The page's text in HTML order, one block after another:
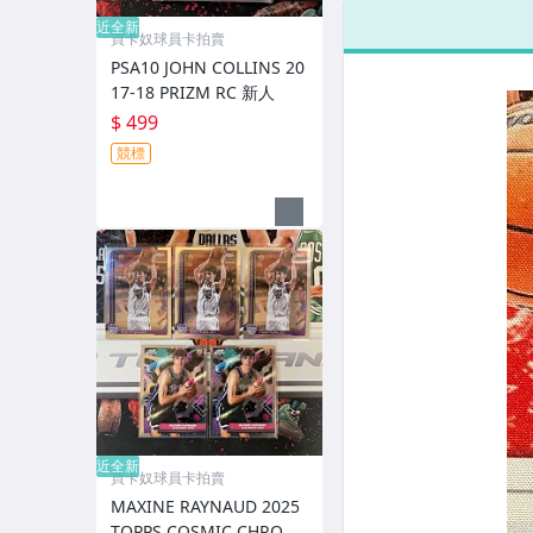
近全新
買卡奴球員卡拍賣
PSA10 JOHN COLLINS 20
17-18 PRIZM RC 新人
$ 499
競標
近全新
買卡奴球員卡拍賣
MAXINE RAYNAUD 2025